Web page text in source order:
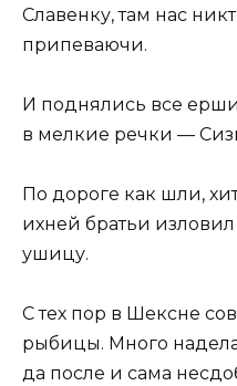
Славенку, там нас
припеваючи.
И поднялись все
в мелкие речки —
По дороге как шли,
ихней братьи
ушицу.
С тех пор в Шексне
рыбицы. Много
да после и сама